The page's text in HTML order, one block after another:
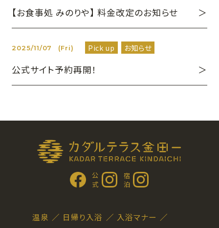
【お食事処 みのりや】 料金改定のお知らせ
2025/11/07 (Fri) Pick up お知らせ
公式サイト予約再開！
公 式 宿 泊
温泉 日帰り入浴
入浴マナー